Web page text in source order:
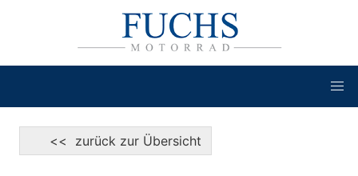
<< zurück zur Übersicht